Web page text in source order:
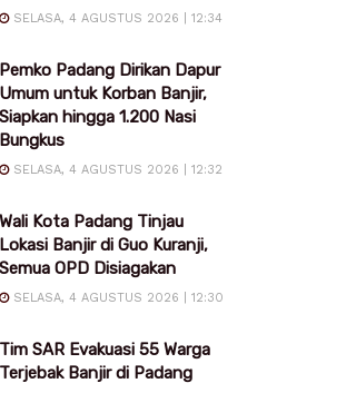
SELASA, 4 AGUSTUS 2026 | 12:34
Pemko Padang Dirikan Dapur
Umum untuk Korban Banjir,
Siapkan hingga 1.200 Nasi
Bungkus
SELASA, 4 AGUSTUS 2026 | 12:32
Wali Kota Padang Tinjau
Lokasi Banjir di Guo Kuranji,
Semua OPD Disiagakan
SELASA, 4 AGUSTUS 2026 | 12:30
Tim SAR Evakuasi 55 Warga
Terjebak Banjir di Padang